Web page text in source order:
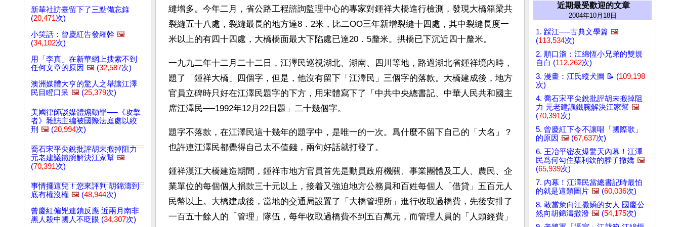
新華社訪臺留下了三點備忘錄
(20,471次)
小笑話：曾慶紅告發羅幹 🖼️
(34,102次)
用「李真」在新華網上搜索不到
任何文章的原因 🖼️ (32,587次)
澳洲媒體大亨的驚人之舉讓江澤
民目瞪口呆 🖼️ (25,379次)
美國律師談媒體煽動罪──《攻擊
者》雜誌主編被國際法庭處以絞
刑 🖼️ (20,994次)
喬石宋平尖銳批評胡未搬掉阻力
元老建議鐵腕解決江家幫 🖼️
(70,391次)
事情擺這兒！您來評判 胡錦濤到
底有權沒權 🖼️ (48,944次)
曾慶紅僱兇連鎖反應 近兩月南非
黑人殺中國人不眨眼 (34,307次)
縫增多。今年二月，省公路工程諮詢監理中心的專家對鍾祥大橋進行檢測，發現大橋箱梁共
裂縫五十八處，裂縫最長的地方達8．2米，比二OO三年新增裂縫十四處，其中裂縫長度一
米以上的有四十四處，大橋橋面最大下陷處已達20．5釐米。拱橋已下沉近四十釐米。
一九九二年十二月二十二日，江澤民巡視湖北、湖南、四川等地，路過湖北省鍾祥境內時，
題了「鍾祥大橋」四個字，但是，他沒有留下「江澤民」三個字的落款。大橋建成後，地方
官員立碑時只好在江澤民題字的下方，用宋體寫下了「中共中央總書記、中華人民共和國主
席江澤民──1992年12月22日題」二十幾個字。
題字不落款，在江澤民這十幾年的題字中，是唯一的一次。爲什麼不留下自己的「大名」？
也許連江澤民都覺得自己太不值錢，兩句好話就打發了。
鍾祥漢江大橋建造期間，鍾祥市地方官員首先是動員政府機關、事業團體及工人、農民、企
業單位的每個個人捐款三十元以上，接着又強迫地方公務員和百姓每個人「借貸」五百元人
民幣以上。大橋建成後，當地的交通局設置了「大橋管理所」進行收取過橋費，先後安排了
一百五十餘人的「管理」隊伍，每年收取過橋費不到五百萬元，而管理人員的「人頭經費」
近期最受歡迎的文章
2004年10月18日
1. 踩江──古典文學篇 🖼️
(113,534次)
2. 順口溜：江綿恆小兄弟的雙規
自白 (112,262次)
3. 漫畫：江氏縱犬圖 📝 (109,198
次)
4. 喬石宋平尖銳批評胡未搬掉阻
力 元老建議鐵腕解決江家幫 🖼️
(70,391次)
5. 曾慶紅下令不讓唱「國際歌」
的原因 🖼️ (67,637次)
6. 王冶平密友爆驚天內幕！江澤
民爲何勾住葉利欽的脖子撒嬌 🖼️
(65,939次)
7. 內幕！江澤民當總書記時最怕
的就是這類圖片 🖼️ (60,036次)
8. 敢當衆向江撒嬌的女人 國慶公
然向胡錦濤撒潑 🖼️ (54,175次)